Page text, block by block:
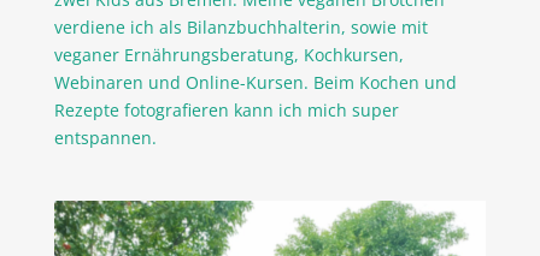
verdiene ich als Bilanzbuchhalterin, sowie mit
veganer Ernährungsberatung, Kochkursen,
Webinaren und Online-Kursen. Beim Kochen und
Rezepte fotografieren kann ich mich super
entspannen.